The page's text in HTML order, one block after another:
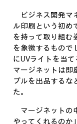
ビジネス開発マ
ル印刷という初め
を持って取り組む
を象徴するもので
にUVライトを当
マージネットは即
プルを出品するな
た。
マージネットの
やってくれるのか